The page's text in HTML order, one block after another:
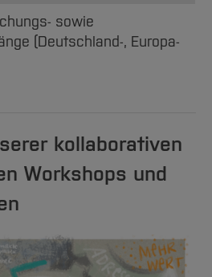
sowie
(Deutschland-, Europa-
kollaborativen
Workshops und